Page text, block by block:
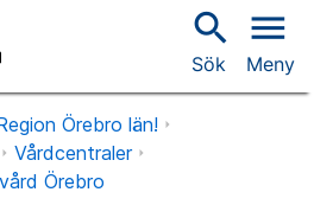
search
Sök
menu
Meny
Örebro län!
Vårdcentraler
Örebro